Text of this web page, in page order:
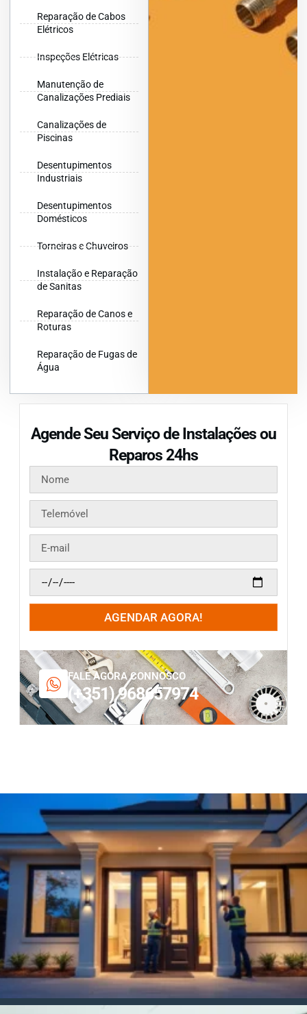
Reparação de Cabos
Elétricos
Inspeções Elétricas
Manutenção de
Canalizações Prediais
Canalizações de
Piscinas
Desentupimentos
Industriais
Desentupimentos
Domésticos
Torneiras e Chuveiros
Instalação e Reparação
de Sanitas
Reparação de Canos e
Roturas
Reparação de Fugas de
Água
Agende Seu Serviço de Instalações ou
Reparos 24hs
AGENDAR AGORA!
FALE AGORA CONNOSCO
(+351) 968657974